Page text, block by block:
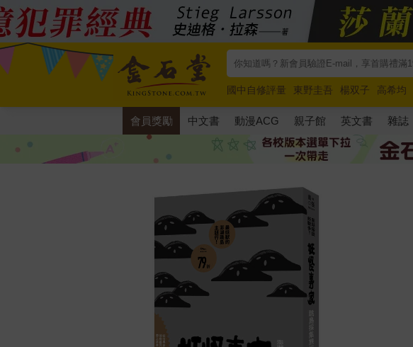
國中自修評量 東野圭吾 楊双子 高希均
唯紅花綻放
奧德賽 路邊攤新作 馬斯克
會員獎勵 中文書 動漫ACG 親子館 英文書 雜誌